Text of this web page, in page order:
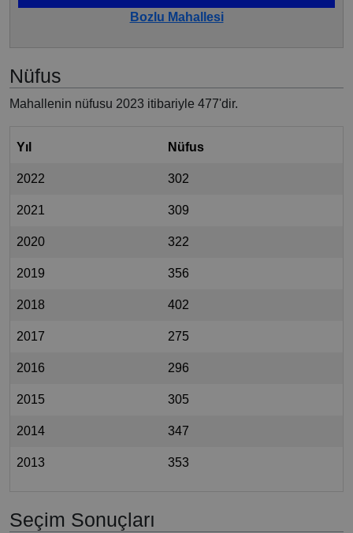
Bozlu Mahallesi
Nüfus
Mahallenin nüfusu 2023 itibariyle 477'dir.
Yıl Nüfus
2022 302
2021 309
2020 322
2019 356
2018 402
2017 275
2016 296
2015 305
2014 347
2013 353
Seçim Sonuçları